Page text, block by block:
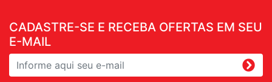
CADASTRE-SE E RECEBA OFERTAS EM SEU
E-MAIL